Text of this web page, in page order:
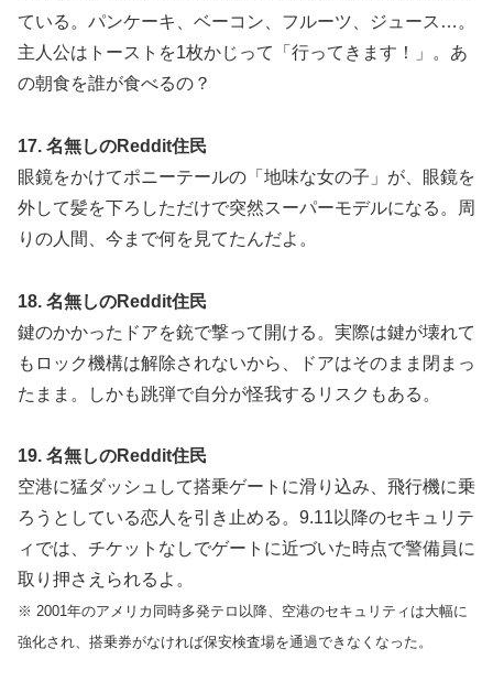
ている。パンケーキ、ベーコン、フルーツ、ジュース…。
主人公はトーストを1枚かじって「行ってきます！」。あ
の朝食を誰が食べるの？
17. 名無しのReddit住民
眼鏡をかけてポニーテールの「地味な女の子」が、眼鏡を
外して髪を下ろしただけで突然スーパーモデルになる。周
りの人間、今まで何を見てたんだよ。
18. 名無しのReddit住民
鍵のかかったドアを銃で撃って開ける。実際は鍵が壊れて
もロック機構は解除されないから、ドアはそのまま閉まっ
たまま。しかも跳弾で自分が怪我するリスクもある。
19. 名無しのReddit住民
空港に猛ダッシュして搭乗ゲートに滑り込み、飛行機に乗
ろうとしている恋人を引き止める。9.11以降のセキュリテ
ィでは、チケットなしでゲートに近づいた時点で警備員に
取り押さえられるよ。
※ 2001年のアメリカ同時多発テロ以降、空港のセキュリティは大幅に
強化され、搭乗券がなければ保安検査場を通過できなくなった。